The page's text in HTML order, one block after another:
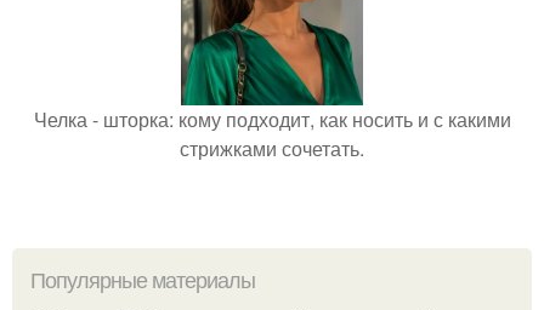
Челка - шторка: кому подходит, как носить и с какими
стрижками сочетать.
Популярные материалы